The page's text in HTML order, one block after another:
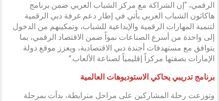
الرقمي، “إن الشراكة مع مركز الشباب العربي ضمن برنامج
هاكاثون الشباب العربي يأتي في إطار دعم غرفة دبي الرقمية
لتنمية المهارات الرقمية والإبداعية للشباب، وتمكينهم من الدخول
إلى واحدة من أسرع الصناعات نمواً ضمن الاقتصاد الرقمي، بما
يتوافق مع مستهدفات أجندة دبي الاقتصادية، ويعزز موقع دولة
الإمارات بصفتها مركزاً إقليمياً لصناعة الألعاب.”
برنامج تدريبي يحاكي الاستوديوهات العالمية
وتوزعت رحلة المشاركين على مراحل مترابطة، بدأت بمرحلة